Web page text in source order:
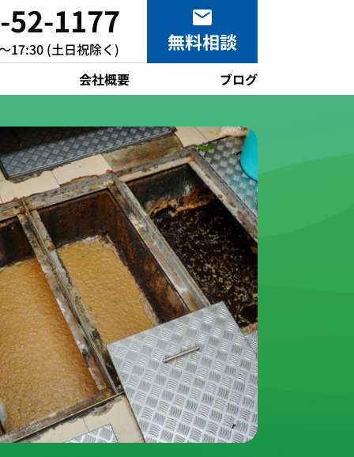
52-1177
17:30 (土日祝除く) 無料相談
水産養殖場
海
会社概要 ブログ